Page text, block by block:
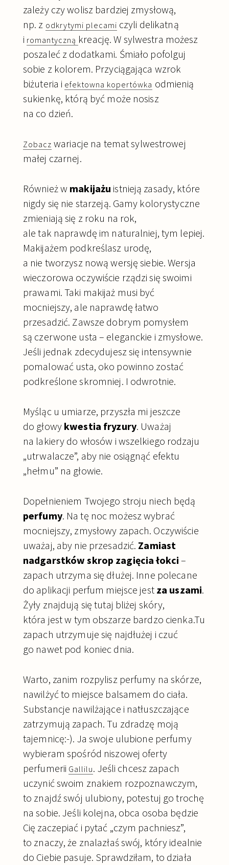
zależy czy wolisz bardziej zmysłową,
np. z odkrytymi plecami czyli delikatną
i romantyczną kreację. W sylwestra możesz
poszaleć z dodatkami. Śmiało pofolguj
sobie z kolorem. Przyciągająca wzrok
biżuteria i efektowna kopertówka odmienią
sukienkę, którą być może nosisz
na co dzień.
Zobacz wariacje na temat sylwestrowej
małej czarnej.
Również w makijażu istnieją zasady, które
nigdy się nie starzeją. Gamy kolorystyczne
zmieniają się z roku na rok,
ale tak naprawdę im naturalniej, tym lepiej.
Makijażem podkreślasz urodę,
a nie tworzysz nową wersję siebie. Wersja
wieczorowa oczywiście rządzi się swoimi
prawami. Taki makijaż musi być
mocniejszy, ale naprawdę łatwo
przesadzić. Zawsze dobrym pomysłem
są czerwone usta – eleganckie i zmysłowe.
Jeśli jednak zdecydujesz się intensywnie
pomalować usta, oko powinno zostać
podkreślone skromniej. I odwrotnie.
Myśląc u umiarze, przyszła mi jeszcze
do głowy kwestia fryzury. Uważaj
na lakiery do włosów i wszelkiego rodzaju
„utrwalacze”, aby nie osiągnąć efektu
„hełmu” na głowie.
Dopełnieniem Twojego stroju niech będą
perfumy. Na tę noc możesz wybrać
mocniejszy, zmysłowy zapach. Oczywiście
uważaj, aby nie przesadzić. Zamiast
nadgarstków skrop zagięcia łokci –
zapach utrzyma się dłużej. Inne polecane
do aplikacji perfum miejsce jest za uszami.
Żyły znajdują się tutaj bliżej skóry,
która jest w tym obszarze bardzo cienka.Tu
zapach utrzymuje się najdłużej i czuć
go nawet pod koniec dnia.
Warto, zanim rozpylisz perfumy na skórze,
nawilżyć to miejsce balsamem do ciała.
Substancje nawilżające i natłuszczające
zatrzymują zapach. Tu zdradzę moją
tajemnicę:-). Ja swoje ulubione perfumy
wybieram spośród niszowej oferty
perfumerii Gallilu. Jeśli chcesz zapach
uczynić swoim znakiem rozpoznawczym,
to znajdź swój ulubiony, potestuj go trochę
na sobie. Jeśli kolejna, obca osoba będzie
Cię zaczepiać i pytać „czym pachniesz”,
to znaczy, że znalazłaś swój, który idealnie
do Ciebie pasuje. Sprawdziłam, to działa